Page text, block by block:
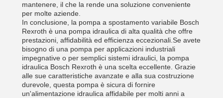
mantenere, il che la rende una soluzione conveniente
per molte aziende.
In conclusione, la pompa a spostamento variabile Bosch
Rexroth è una pompa idraulica di alta qualità che offre
prestazioni, affidabilità ed efficienza eccezionali.Se avete
bisogno di una pompa per applicazioni industriali
impegnative o per semplici sistemi idraulici, la pompa
idraulica Bosch Rexroth è una scelta eccellente. Grazie
alle sue caratteristiche avanzate e alla sua costruzione
durevole, questa pompa è sicura di fornire
un'alimentazione idraulica affidabile per molti anni a